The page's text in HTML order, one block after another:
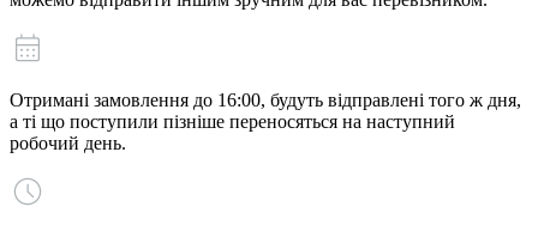
Отримані замовлення до 16:00, будуть відправлені того ж дня,
а ті що поступили пізніше переносяться на наступний
робочий день.